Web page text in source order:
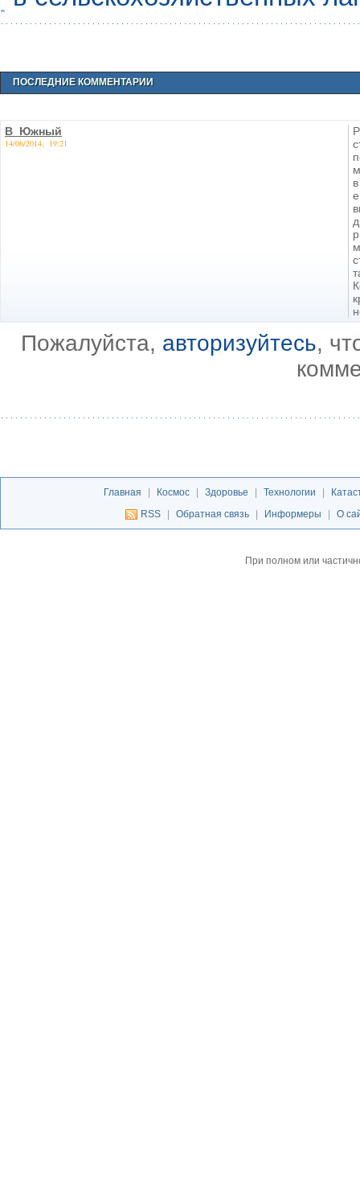
ПОСЛЕДНИЕ КОММЕНТАРИИ
В_Южный
14/06/2014, 19:21
Пожалуйста, авторизуйтесь,
Главная | Космос | Здоровье | Технологии |
RSS
| Обратная связь | Информеры | О
При полном или